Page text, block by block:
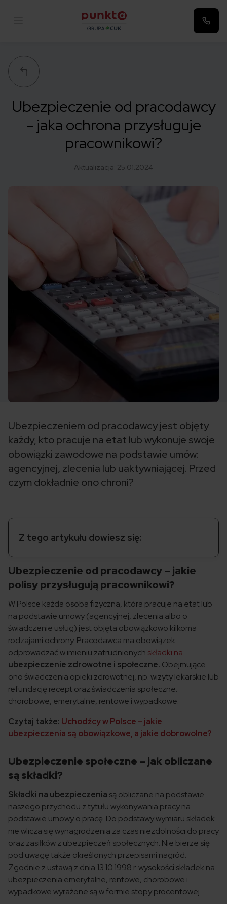
Ubezpieczenie od pracodawcy
– jaka ochrona przysługuje
pracownikowi?
Aktualizacja: 25.01.2024
Ubezpieczeniem od pracodawcy jest objęty
każdy, kto pracuje na etat lub wykonuje swoje
obowiązki zawodowe na podstawie umów:
agencyjnej, zlecenia lub uaktywniającej. Przed
czym dokładnie ono chroni?
Z tego artykułu dowiesz się:
Ubezpieczenie od pracodawcy – jakie
polisy przysługują pracownikowi?
W Polsce każda osoba fizyczna, która pracuje na etat lub
na podstawie umowy (agencyjnej, zlecenia albo o
świadczenie usług) jest objęta obowiązkowo kilkoma
rodzajami ochrony. Pracodawca ma obowiązek
odprowadzać w imieniu zatrudnionych składki na
ubezpieczenie zdrowotne i społeczne. Obejmujące
ono świadczenia opieki zdrowotnej, np. wizyty lekarskie lub
refundację recept oraz świadczenia społeczne:
chorobowe, emerytalne, rentowe i wypadkowe.
Czytaj także: Uchodźcy w Polsce – jakie
ubezpieczenia są obowiązkowe, a jakie dobrowolne?
Ubezpieczenie społeczne – jak obliczane
są składki?
Składki na ubezpieczenia są obliczane na podstawie
naszego przychodu z tytułu wykonywania pracy na
podstawie umowy o pracę. Do podstawy wymiaru składek
nie wlicza się wynagrodzenia za czas niezdolności do pracy
oraz zasiłków z ubezpieczeń społecznych. Nie bierze się
pod uwagę także określonych przepisami nagród.
Zgodnie z ustawą z dnia 13.10.1998 r. wysokości składek na
ubezpieczenia emerytalne, rentowe, chorobowe i
wypadkowe wyrażone są w formie stopy procentowej.